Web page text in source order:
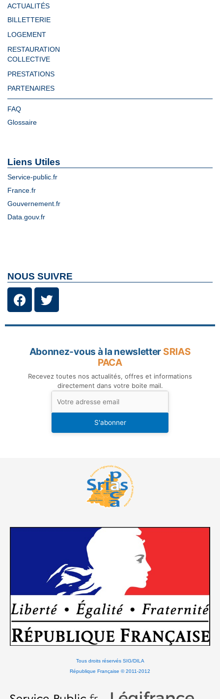
ACTUALITÉS
BILLETTERIE
LOGEMENT
RESTAURATION
COLLECTIVE
PRESTATIONS
PARTENAIRES
FAQ
Glossaire
Liens Utiles
Service-public.fr
France.fr
Gouvernement.fr
Data.gouv.fr
NOUS SUIVRE
Abonnez-vous à la newsletter SRIAS
PACA
Recevez toutes nos actualités, offres et informations
directement dans votre boite mail.
S'abonner
Tous droits réservés SIG/DILA
République Française © 2011-2012